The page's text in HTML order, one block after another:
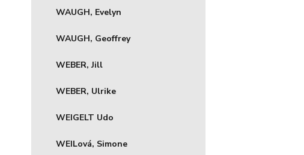
WAUGH, Evelyn
WAUGH, Geoffrey
WEBER, Jill
WEBER, Ulrike
WEIGELT Udo
WEILová, Simone